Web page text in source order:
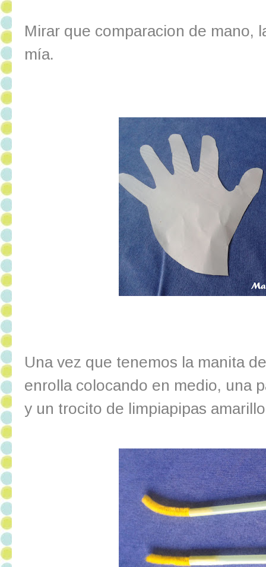
Mirar que comparacion de mano,
mía.
Una vez que tenemos la manita
enrolla colocando en medio, una
y un trocito de limpiapipas